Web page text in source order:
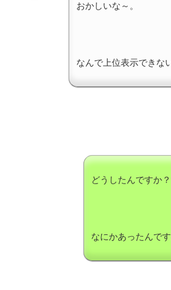
おかしいな～。
なんで上位表示できな
どうしたんですか？
なにかあったんで